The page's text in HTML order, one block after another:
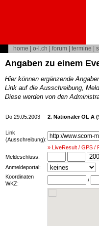
home o-l.ch forum termine
Angaben zu einem
Hier können ergänzende
Link auf die Ausschreibung,
Diese werden von den
Do 29.05.2003 2. Nationaler OL A
Link
(Ausschreibung):
» LiveResult / GPS /
Meldeschluss:
Anmeldeportal:
Koordinaten
WKZ:
/